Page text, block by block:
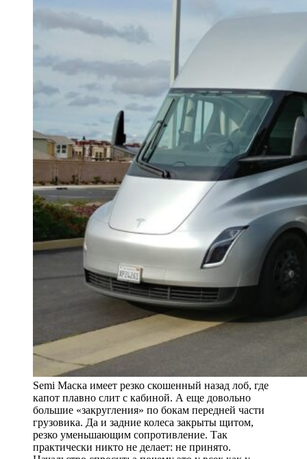
Semi Маска имеет резко скошенный назад лоб, где
капот плавно слит с кабиной. А еще довольно
большие «закругления» по бокам передней части
грузовика. Да и задние колеса закрыты щитом,
резко уменьшающим сопротивление. Так
практически никто не делает: не принято.